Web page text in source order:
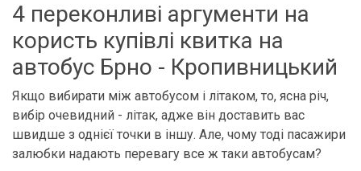
4 переконливі аргументи на
користь купівлі квитка на
автобус Брно - Кропивницький
Якщо вибирати між автобусом і літаком, то, ясна річ,
вибір очевидний - літак, адже він доставить вас
швидше з однієї точки в іншу. Але, чому тоді пасажири
залюбки надають перевагу все ж таки автобусам?